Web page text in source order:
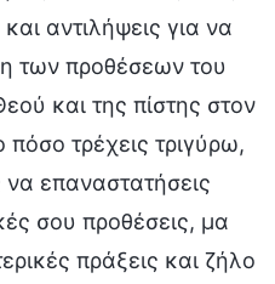
αντιλήψεις για να
των προθέσεων του
και της πίστης στον
τρέχεις τριγύρω,
επαναστατήσεις
σου προθέσεις, μα
πράξεις και ζήλο